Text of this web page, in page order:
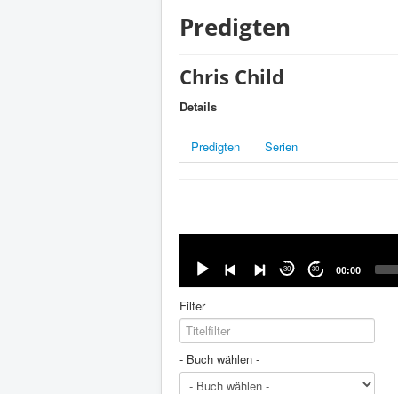
Predigten
Chris Child
Details
Predigten Serien
30 30 00:00
Filter
- Buch wählen -